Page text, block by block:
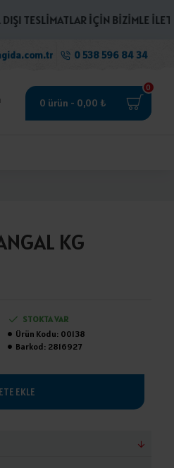
TESLİMATLAR İÇİN BİZİMLE
0 538 596 84 34
0 ürün - 0,00 ₺
0
KG
STOKTA VAR
Ürün Kodu: 00138
Barkod: 2816927
EKLE